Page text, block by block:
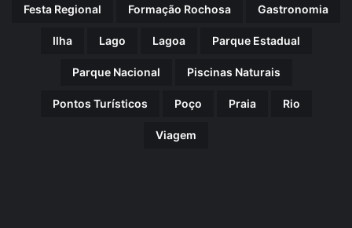
Festa Regional Formação Rochosa Gastronomia
Ilha Lago Lagoa Parque Estadual
Parque Nacional Piscinas Naturais
Pontos Turísticos Poço Praia Rio
Viagem